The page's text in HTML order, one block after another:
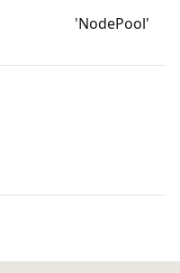
'NodePool'